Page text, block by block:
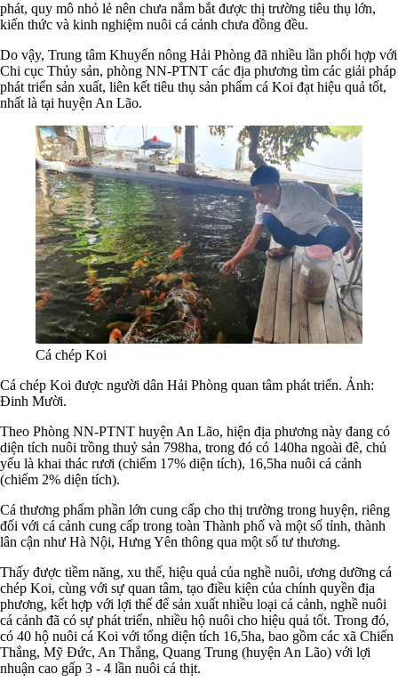
phát, quy mô nhỏ lẻ nên chưa nắm bắt được thị trường tiêu thụ lớn,
kiến thức và kinh nghiệm nuôi cá cảnh chưa đồng đều.
Do vậy, Trung tâm Khuyến nông Hải Phòng đã nhiều lần phối hợp với
Chi cục Thủy sản, phòng NN-PTNT các địa phương tìm các giải pháp
phát triển sản xuất, liên kết tiêu thụ sản phẩm cá Koi đạt hiệu quả tốt,
nhất là tại huyện An Lão.
Cá chép Koi
Cá chép Koi được người dân Hải Phòng quan tâm phát triển. Ảnh:
Đinh Mười.
Theo Phòng NN-PTNT huyện An Lão, hiện địa phương này đang có
diện tích nuôi trồng thuỷ sản 798ha, trong đó có 140ha ngoài đê, chủ
yếu là khai thác rươi (chiếm 17% diện tích), 16,5ha nuôi cá cảnh
(chiếm 2% diện tích).
Cá thương phẩm phần lớn cung cấp cho thị trường trong huyện, riêng
đối với cá cảnh cung cấp trong toàn Thành phố và một số tỉnh, thành
lân cận như Hà Nội, Hưng Yên thông qua một số tư thương.
Thấy được tiềm năng, xu thế, hiệu quả của nghề nuôi, ương dưỡng cá
chép Koi, cùng với sự quan tâm, tạo điều kiện của chính quyền địa
phương, kết hợp với lợi thế để sản xuất nhiều loại cá cảnh, nghề nuôi
cá cảnh đã có sự phát triển, nhiều hộ nuôi cho hiệu quả tốt. Trong đó,
có 40 hộ nuôi cá Koi với tổng diện tích 16,5ha, bao gồm các xã Chiến
Thắng, Mỹ Đức, An Thắng, Quang Trung (huyện An Lão) với lợi
nhuận cao gấp 3 - 4 lần nuôi cá thịt.